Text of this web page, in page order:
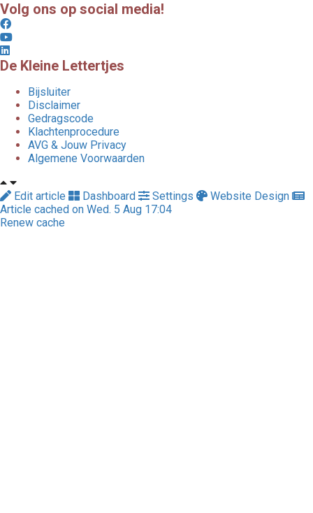
Volg ons op social media!
De Kleine Lettertjes
Bijsluiter
Disclaimer
Gedragscode
Klachtenprocedure
AVG & Jouw Privacy
Algemene Voorwaarden
Edit article Dashboard Settings
Website Design
Article cached on Wed. 5 Aug 17:04
Renew cache